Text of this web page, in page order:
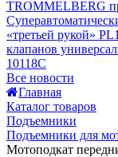
TROMMELBERG
«третьей рукой»
клапанов
10118C
Все новости
Главная
Каталог товаров
Подъемники
Подъемники для
Мотоподкат